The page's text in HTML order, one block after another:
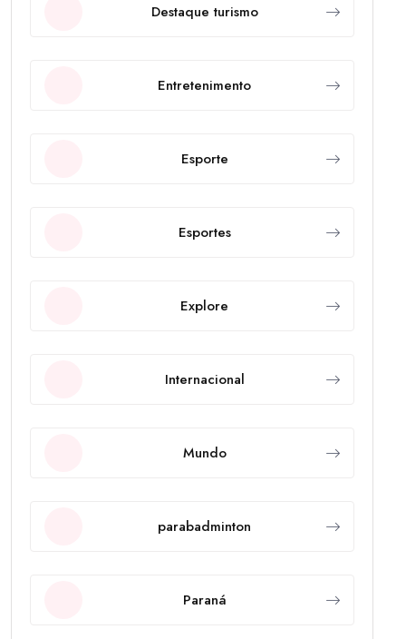
Destaque turismo
Entretenimento
Esporte
Esportes
Explore
Internacional
Mundo
parabadminton
Paraná